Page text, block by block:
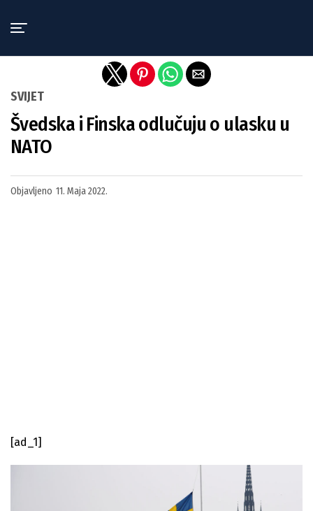
SVIJET
Švedska i Finska odlučuju o ulasku u
NATO
Objavljeno 11. Maja 2022.
[ad_1]